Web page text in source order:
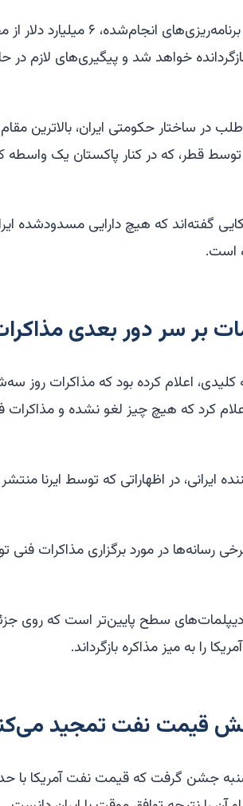
خواهد شد و پیگیری‌های لازم
در ساختار حکومتی ایران، بالاترین
قطر، که در کنار پاکستان یک واسطه
گفته‌اند که هیچ دارایی مسدودشده
است.
بر سر دور بعدی
اعلام کرده بود که مذاکرات روز
کرد که هیچ چیز لغو نشده و مذاکرات
ایرانی، در اظهاراتی که توسط ایرنا
رسانه‌ها در مورد برگزاری مذاکرات فنی
سطح پایین‌تر است که روی
را به میز مذاکره بازگرداند.
قیمت نفت تمجید